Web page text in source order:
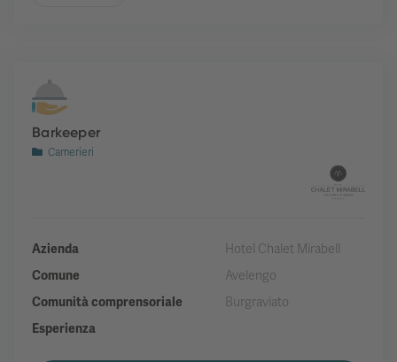
Barkeeper
Camerieri
Azienda
Hotel Chalet Mirabell
Comune
Avelengo
Comunità comprensoriale
Burgraviato
Esperienza